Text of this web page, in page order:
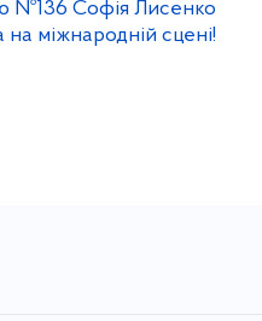
№136 Софія Лисенко
на міжнародній сцені!